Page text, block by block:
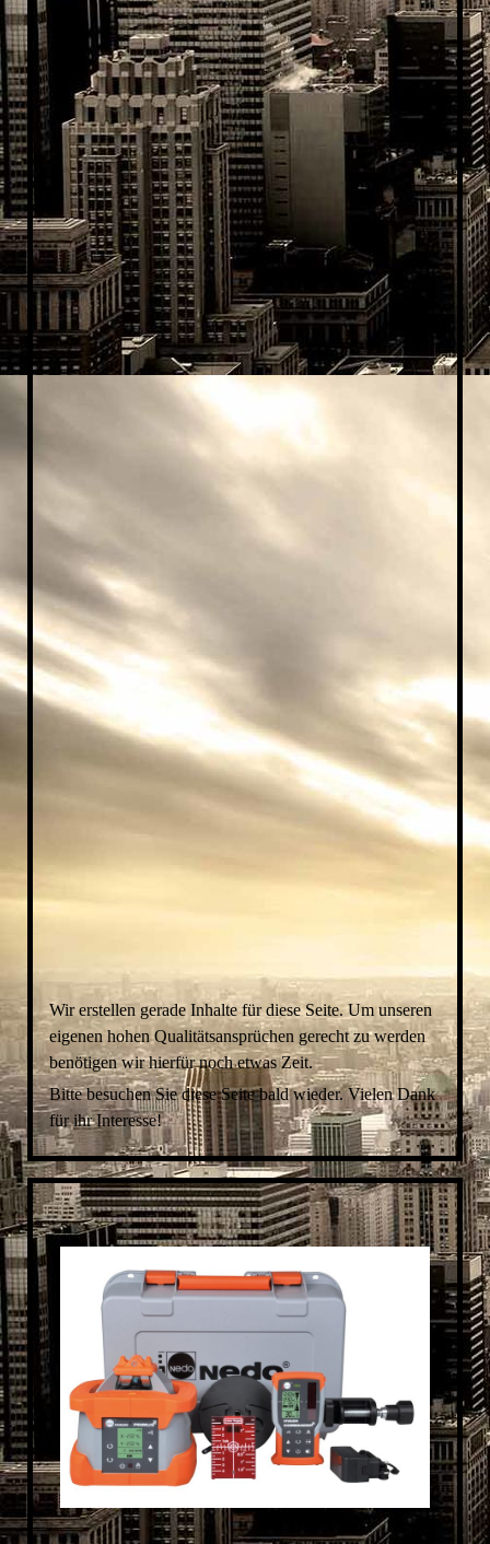
BLK3D_finger_man_b_2_m_WHITE_LQ_2
Wir erstellen gerade Inhalte für diese Seite. Um unseren
eigenen hohen Qualitätsansprüchen gerecht zu werden
benötigen wir hierfür noch etwas Zeit.
Bitte besuchen Sie diese Seite bald wieder. Vielen Dank
für ihr Interesse!